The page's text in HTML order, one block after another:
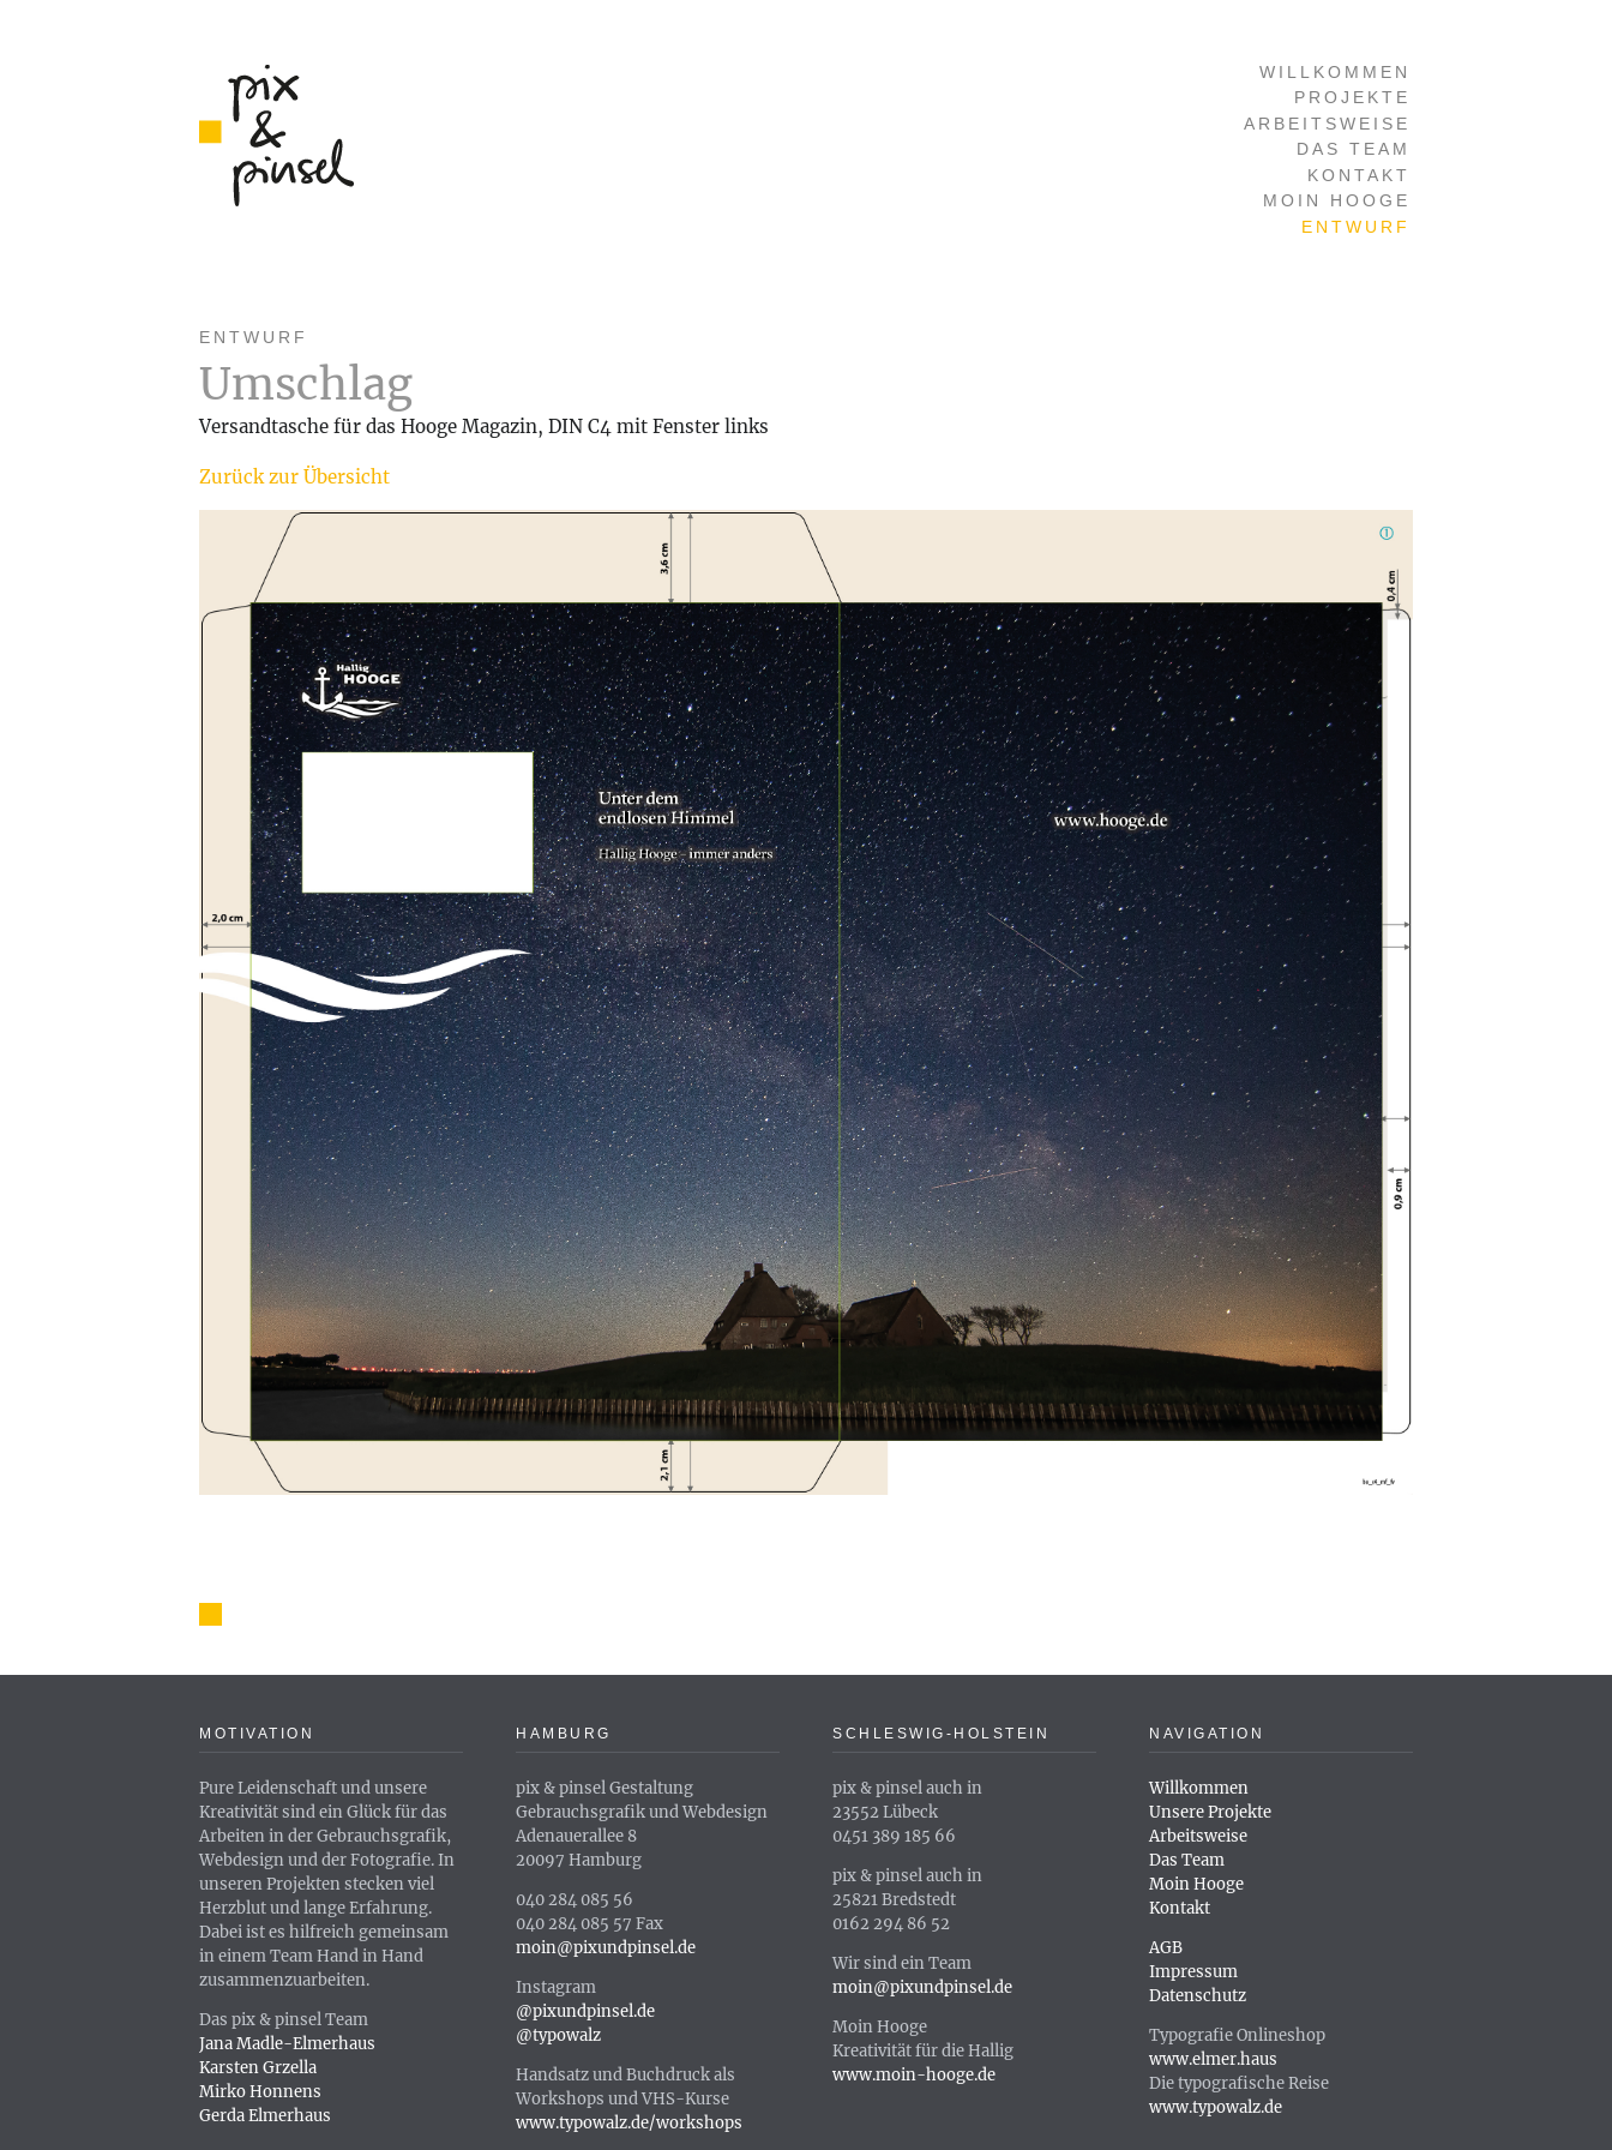
WILLKOMMEN
PROJEKTE
ARBEITSWEISE
DAS TEAM
KONTAKT
MOIN HOOGE
ENTWURF
ENTWURF
Umschlag
Versandtasche für das Hooge Magazin, DIN C4 mit Fenster links
Zurück zur Übersicht
MOTIVATION
Pure Leidenschaft und unsere
Kreativität sind ein Glück für das
Arbeiten in der Gebrauchsgrafik,
Webdesign und der Fotografie. In
unseren Projekten stecken viel
Herzblut und lange Erfahrung.
Dabei ist es hilfreich gemeinsam
in einem Team Hand in Hand
zusammenzuarbeiten.
Das pix & pinsel Team
Jana Madle-Elmerhaus
Karsten Grzella
Mirko Honnens
Gerda Elmerhaus
HAMBURG
pix & pinsel Gestaltung
Gebrauchsgrafik und Webdesign
Adenauerallee 8
20097 Hamburg
040 284 085 56
040 284 085 57 Fax
moin@pixundpinsel.de
Instagram
@pixundpinsel.de
@typowalz
Handsatz und Buchdruck als
Workshops und VHS-Kurse
www.typowalz.de/workshops
SCHLESWIG-HOLSTEIN
pix & pinsel auch in
23552 Lübeck
0451 389 185 66
pix & pinsel auch in
25821 Bredstedt
0162 294 86 52
Wir sind ein Team
moin@pixundpinsel.de
Moin Hooge
Kreativität für die Hallig
www.moin-hooge.de
NAVIGATION
Willkommen
Unsere Projekte
Arbeitsweise
Das Team
Moin Hooge
Kontakt
AGB
Impressum
Datenschutz
Typografie Onlineshop
www.elmer.haus
Die typografische Reise
www.typowalz.de